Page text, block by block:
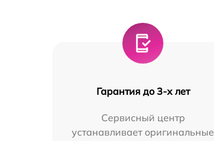
Гарантия до 3-х лет
Сервисный центр
устанавливает оригинальные